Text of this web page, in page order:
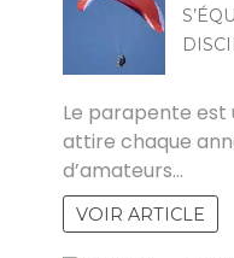
Le parapente est
attire chaque
d’amateurs…
VOIR ARTICLE